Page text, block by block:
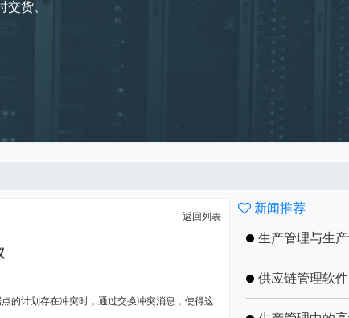
货、
返回列表
的计划存在冲突时，通过交换冲突消息，使得这
新闻推荐
供应链管理软件